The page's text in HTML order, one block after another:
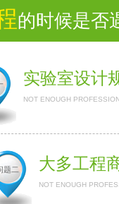
的时候是否
实验室设计
NOT ENOUGH
题二 大多工程
NOT ENOUGH